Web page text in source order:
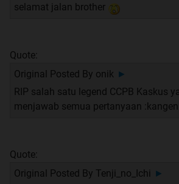
selamat jalan brother
Quote:
Original Posted By onik ►
RIP salah satu legend CCPB Kaskus
menjawab semua pertanyaan :kangen
Quote:
Original Posted By Tenji_no_Ichi ►